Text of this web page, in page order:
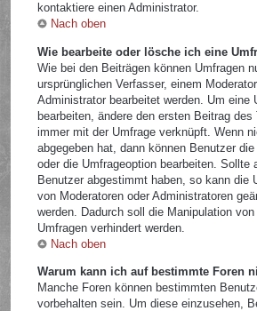
kontaktiere einen Administrator.
Nach oben
Wie bearbeite oder lösche ich eine
Wie bei den Beiträgen können Umfragen
ursprünglichen Verfasser, einem
Administrator bearbeitet werden. Um eine
bearbeiten, ändere den ersten Beitrag
immer mit der Umfrage verknüpft. Wenn
abgegeben hat, dann können Benutzer
oder die Umfrageoption bearbeiten. Sollte
Benutzer abgestimmt haben, so kann die
von Moderatoren oder Administratoren
werden. Dadurch soll die Manipulation
Umfragen verhindert werden.
Nach oben
Warum kann ich auf bestimmte Foren
Manche Foren können bestimmten
vorbehalten sein. Um diese einzusehen,